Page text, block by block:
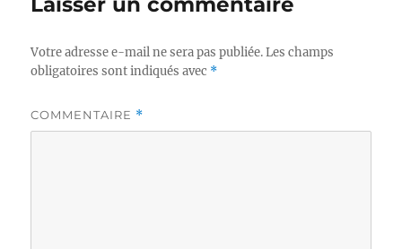
Votre adresse e-mail ne sera pas publiée. Les champs
obligatoires sont indiqués avec *
COMMENTAIRE *